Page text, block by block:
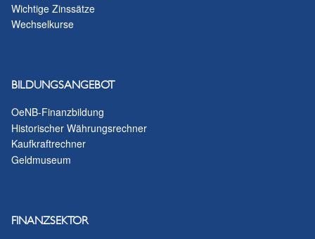
Wichtige Zinssätze
Wechselkurse
BILDUNGSANGEBOT
OeNB-Finanzbildung
Historischer Währungsrechner
Kaufkraftrechner
Geldmuseum
FINANZSEKTOR